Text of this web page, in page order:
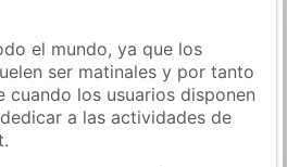
el mundo, ya que los
ser matinales y por tanto
cuando los usuarios disponen
a las actividades de